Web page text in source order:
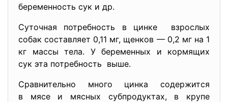
беременность сук и др.
Суточная потребность в цинке взрослых
собак составляет 0,11 мг, щенков — 0,2 мг на 1
кг массы тела. У беременных и кормящих
сук эта потребность выше.
Сравнительно много цинка содержится
в мясе и мясных субпродуктах, в крупе